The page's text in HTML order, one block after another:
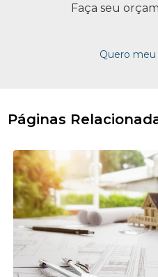
Faça seu
Quero
Páginas